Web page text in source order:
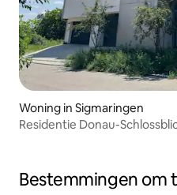
Woning in Sigmaringen
Residentie Donau-
Bestemmingen om